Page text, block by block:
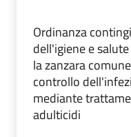
Ordinanza
dell'igiene e
la zanzara
controllo
mediante
adulticidi